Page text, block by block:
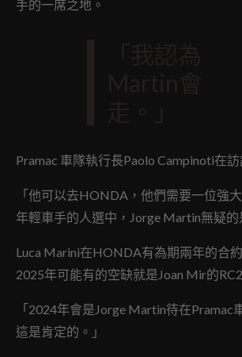
手的一席之地。
Pramac 車隊執行長Paolo Campinoti在訪
「他可以去HONDA，他們需要一位強
年輕車手的人選中，Jorge Martin無疑的
Luca Marini在HONDA有為期兩年的合
2025年可能有的空缺就是Joan Mir的
「2024年會是Jorge Martin待在Pramac
這是肯定的。」